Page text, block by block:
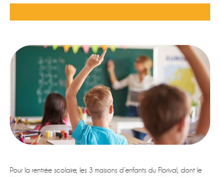
Pour la rentrée scolaire, les 3 maisons d’enfants du Florival, dont le